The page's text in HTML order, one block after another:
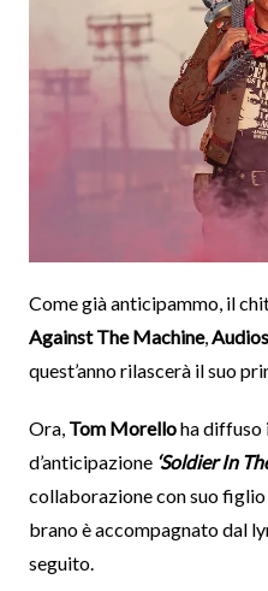
Come già anticipammo, il
Against The Machine,
quest’anno rilascerà il suo
Ora, Tom Morelloha diffuso
d’anticipazione ‘Soldier In
collaborazione con suo
brano è accompagnato dal
seguito.